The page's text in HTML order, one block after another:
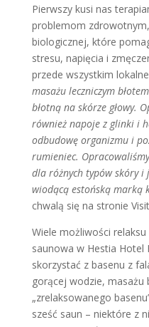
Pierwszy kusi nas
problemom
biologicznej, które
stresu, napięcia i
przede wszystkim
masażu leczniczym
błotną na skórze głowy.
również napoje z glinki i
odbudowę organizmu i
rumieniec.
dla różnych typów skóry i
wiodącą estońską marką
chwalą się na stronie
Wiele możliwości
saunowa w Hestia Hotel
skorzystać z basenu z
gorącej wodzie,
„zrelaksowanego
sześć saun – niektóre z